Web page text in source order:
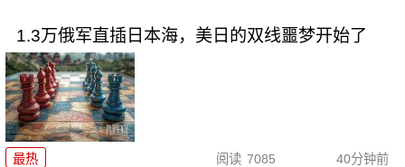
1.3万俄军直插日本海，美日的双线噩梦开始了
最热 阅读 7085 40分钟前